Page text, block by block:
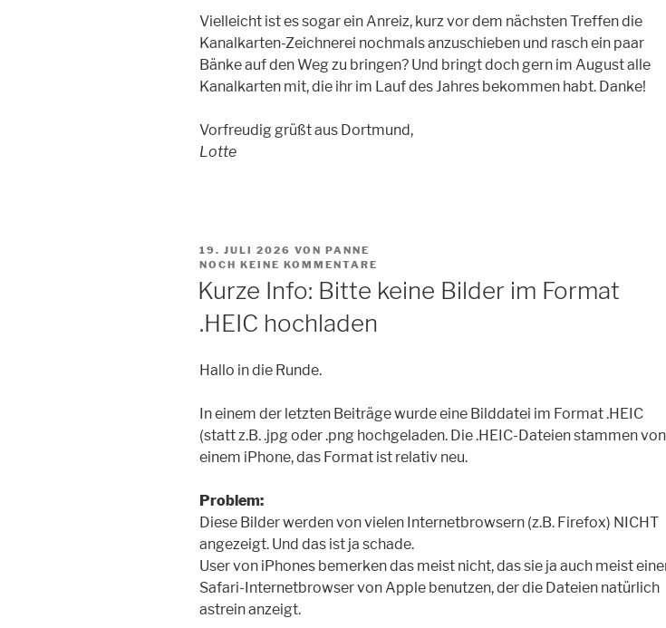
Vielleicht ist es sogar ein Anreiz, kurz vor dem nächsten Treffen die
Kanalkarten-Zeichnerei nochmals anzuschieben und rasch ein paar
Bänke auf den Weg zu bringen? Und bringt doch gern im August alle
Kanalkarten mit, die ihr im Lauf des Jahres bekommen habt. Danke!
Vorfreudig grüßt aus Dortmund,
Lotte
VERÖFFENTLICHT
AM
19. JULI 2026 VON PANNE
NOCH KEINE KOMMENTARE
Kurze Info: Bitte keine Bilder im Format
.HEIC hochladen
Hallo in die Runde.
In einem der letzten Beiträge wurde eine Bilddatei im Format .HEIC
(statt z.B. .jpg oder .png hochgeladen. Die .HEIC-Dateien stammen von
einem iPhone, das Format ist relativ neu.
Problem:
Diese Bilder werden von vielen Internetbrowsern (z.B. Firefox) NICHT
angezeigt. Und das ist ja schade.
User von iPhones bemerken das meist nicht, das sie ja auch meist
Safari-Internetbrowser von Apple benutzen, der die Dateien natürlich
astrein anzeigt.